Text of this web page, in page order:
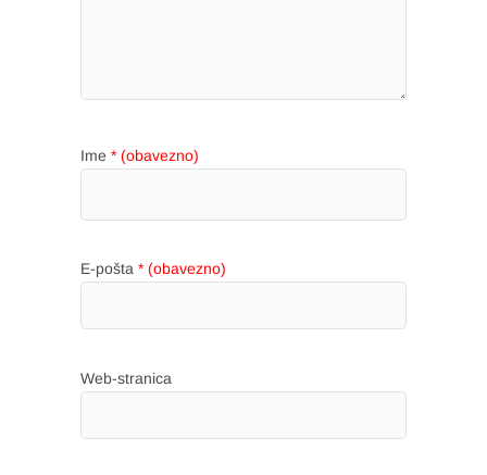
Ime * (obavezno)
E-pošta * (obavezno)
Web-stranica